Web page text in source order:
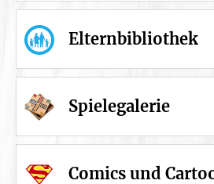
Elternbibliothek
Spielegalerie
Comics und